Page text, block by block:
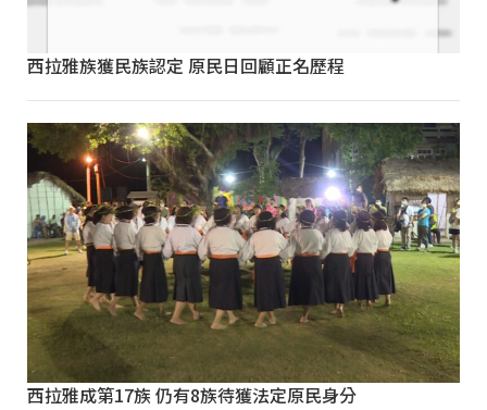
西拉雅族獲民族認定 原民日回顧正名歷程
西拉雅成第17族 仍有8族待獲法定原民身分